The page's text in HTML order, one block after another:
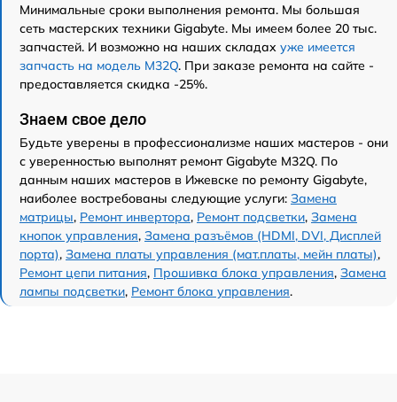
Минимальные сроки выполнения ремонта. Мы большая
сеть мастерских техники Gigabyte. Мы имеем более 20 тыс.
запчастей. И возможно на наших складах уже имеется
запчасть на модель M32Q. При заказе ремонта на сайте -
предоставляется скидка -25%.
Знаем свое дело
Будьте уверены в профессионализме наших мастеров - они
с уверенностью выполнят ремонт Gigabyte M32Q. По
данным наших мастеров в Ижевске по ремонту Gigabyte,
наиболее востребованы следующие услуги: Замена
матрицы, Ремонт инвертора, Ремонт подсветки, Замена
кнопок управления, Замена разъёмов (HDMI, DVI, Дисплей
порта), Замена платы управления (мат.платы, мейн платы),
Ремонт цепи питания, Прошивка блока управления, Замена
лампы подсветки, Ремонт блока управления.